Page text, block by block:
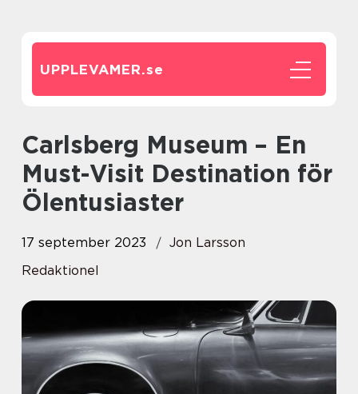
UPPLEVAMER.se
Carlsberg Museum – En
Must-Visit Destination för
Ölentusiaster
17 september 2023
Jon Larsson
Redaktionel